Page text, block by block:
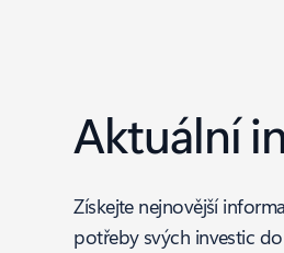
Aktuální
Získejte nejnovější
potřeby svých investic